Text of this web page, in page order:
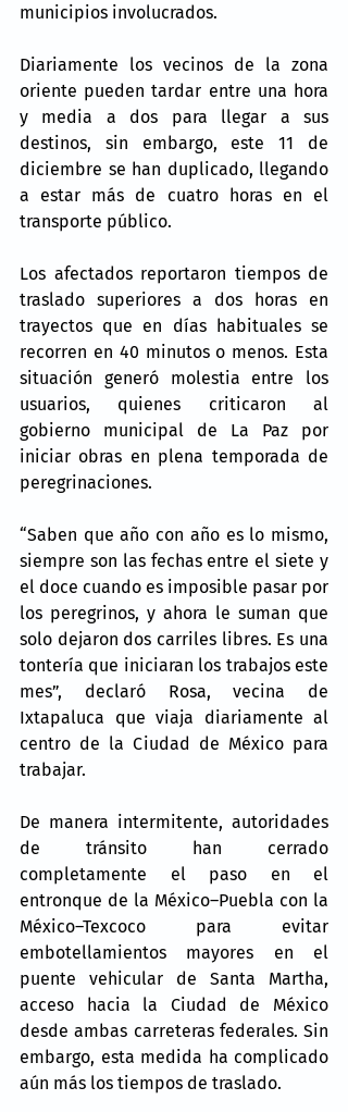
municipios involucrados.
Diariamente los vecinos de la zona
oriente pueden tardar entre una hora
y media a dos para llegar a sus
destinos, sin embargo, este 11 de
diciembre se han duplicado, llegando
a estar más de cuatro horas en el
transporte público.
Los afectados reportaron tiempos de
traslado superiores a dos horas en
trayectos que en días habituales se
recorren en 40 minutos o menos. Esta
situación generó molestia entre los
usuarios, quienes criticaron al
gobierno municipal de La Paz por
iniciar obras en plena temporada de
peregrinaciones.
“Saben que año con año es lo mismo,
siempre son las fechas entre el siete y
el doce cuando es imposible pasar por
los peregrinos, y ahora le suman que
solo dejaron dos carriles libres. Es una
tontería que iniciaran los trabajos este
mes”, declaró Rosa, vecina de
Ixtapaluca que viaja diariamente al
centro de la Ciudad de México para
trabajar.
De manera intermitente, autoridades
de tránsito han cerrado
completamente el paso en el
entronque de la México–Puebla con la
México–Texcoco para evitar
embotellamientos mayores en el
puente vehicular de Santa Martha,
acceso hacia la Ciudad de México
desde ambas carreteras federales. Sin
embargo, esta medida ha complicado
aún más los tiempos de traslado.